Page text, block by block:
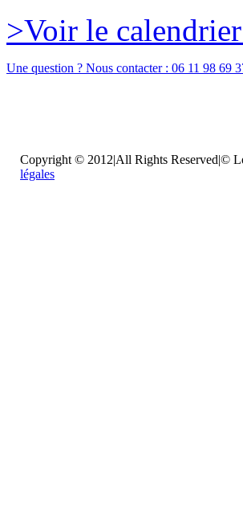
>Voir le
Une question ? Nous contacter : 06 11 98 69
Copyright © 2012|All Rights Reserved|©
légales